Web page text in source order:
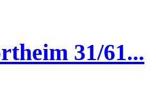
31/61...